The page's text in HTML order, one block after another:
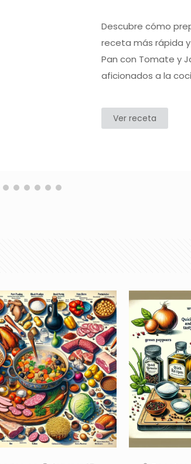
Descubre cómo
receta más rápida
Pan con Tomate y
aficionados a la
Ver receta